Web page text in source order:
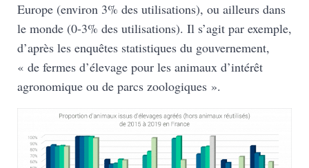
Europe (environ 3% des utilisations), ou ailleurs dans
le monde (0-3% des utilisations). Il s’agit par exemple,
d’après les enquêtes statistiques du gouvernement,
« de fermes d’élevage pour les animaux d’intérêt
agronomique ou de parcs zoologiques ».